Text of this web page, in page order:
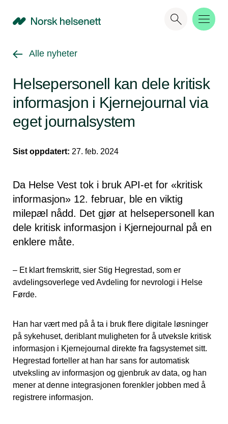
NHN
Gå tilbake til
Alle nyheter
Helsepersonell kan dele kritisk
informasjon i Kjernejournal via
eget journalsystem
Sist oppdatert: 27. feb. 2024
Da Helse Vest tok i bruk API-et for «kritisk
informasjon» 12. februar, ble en viktig
milepæl nådd. Det gjør at helsepersonell kan
dele kritisk informasjon i Kjernejournal på en
enklere måte.
– Et klart fremskritt, sier Stig Hegrestad, som er
avdelingsoverlege ved Avdeling for nevrologi i Helse
Førde.
Han har vært med på å ta i bruk flere digitale løsninger
på sykehuset, deriblant muligheten for å utveksle kritisk
informasjon i Kjernejournal direkte fra fagsystemet sitt.
Hegrestad forteller at han har sans for automatisk
utveksling av informasjon og gjenbruk av data, og han
mener at denne integrasjonen forenkler jobben med å
registrere informasjon.